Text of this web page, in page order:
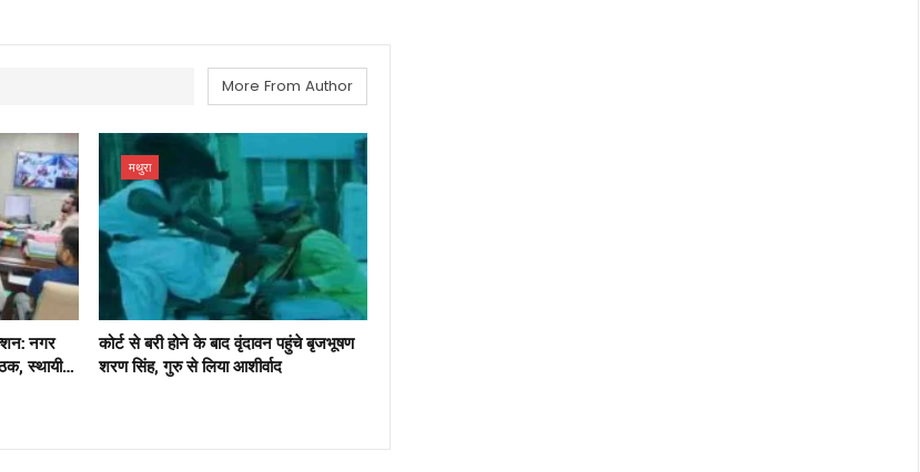
More From Author
नगर
स्थायी…
मथुरा
कोर्ट से बरी होने के बाद वृंदावन पहुंचे बृजभूषण
शरण सिंह, गुरु से लिया आशीर्वाद